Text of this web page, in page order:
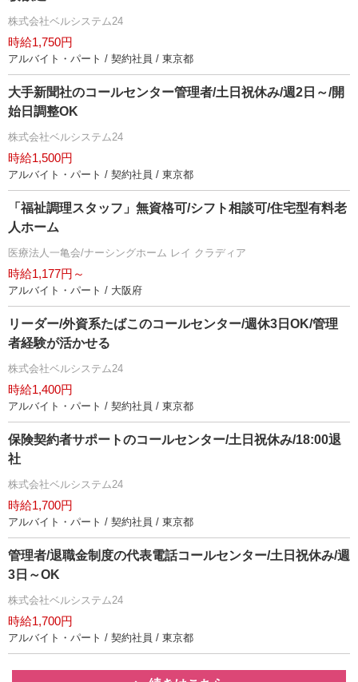
株式会社ベルシステム24
時給1,750円
アルバイト・パート / 契約社員 / 東京都
大手新聞社のコールセンター管理者/土日祝休み/週2日～/開
始日調整OK
株式会社ベルシステム24
時給1,500円
アルバイト・パート / 契約社員 / 東京都
「福祉調理スタッフ」無資格可/シフト相談可/住宅型有料老
人ホーム
医療法人一亀会/ナーシングホーム レイ クラディア
時給1,177円～
アルバイト・パート / 大阪府
リーダー/外資系たばこのコールセンター/週休3日OK/管理
者経験が活かせる
株式会社ベルシステム24
時給1,400円
アルバイト・パート / 契約社員 / 東京都
保険契約者サポートのコールセンター/土日祝休み/18:00退
社
株式会社ベルシステム24
時給1,700円
アルバイト・パート / 契約社員 / 東京都
管理者/退職金制度の代表電話コールセンター/土日祝休み/週
3日～OK
株式会社ベルシステム24
時給1,700円
アルバイト・パート / 契約社員 / 東京都